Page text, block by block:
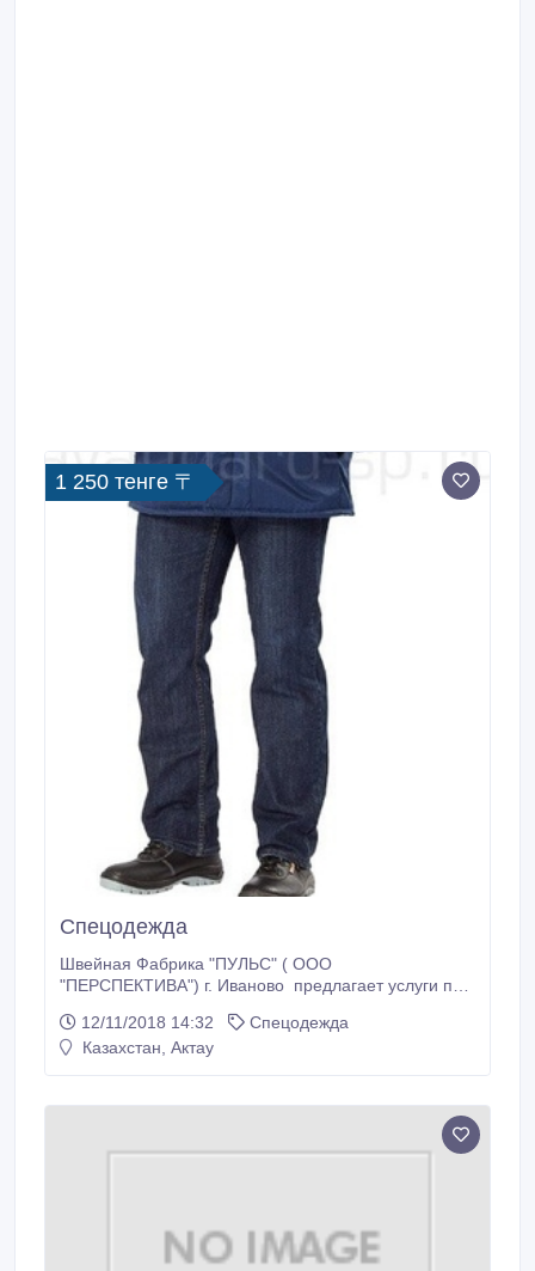
1 250 тенге 〒
Спецодежда
Швейная Фабрика "ПУЛЬС" ( ООО
"ПЕРСПЕКТИВА") г. Иваново предлагает услуги по
- СПЕЦОДЕЖДЫ (в том числе для охранных и
других силовых структур) - КОСТЮМОВ СВАРЩИКА
12/11/2018 14:32
Спецодежда
Казахстан, Актау